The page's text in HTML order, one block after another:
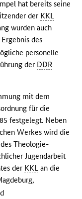
hat bereits seine
der KKL
wurden auch
des
personelle
der DDR
mit dem
für die
festgelegt. Neben
Werkes wird die
Theologie-
Jugendarbeit
der KKL an die